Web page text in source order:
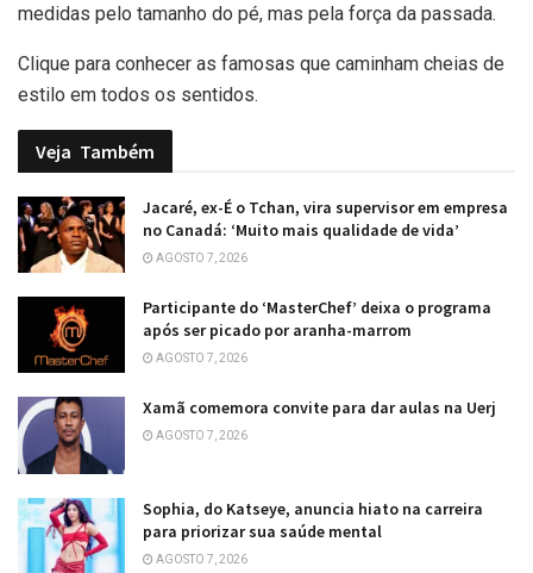
medidas pelo tamanho do pé, mas pela força da passada.
Clique para conhecer as famosas que caminham cheias de
estilo em todos os sentidos.
Veja Também
Jacaré, ex-É o Tchan, vira supervisor em empresa
no Canadá: ‘Muito mais qualidade de vida’
AGOSTO 7, 2026
Participante do ‘MasterChef’ deixa o programa
após ser picado por aranha-marrom
AGOSTO 7, 2026
Xamã comemora convite para dar aulas na Uerj
AGOSTO 7, 2026
Sophia, do Katseye, anuncia hiato na carreira
para priorizar sua saúde mental
AGOSTO 7, 2026